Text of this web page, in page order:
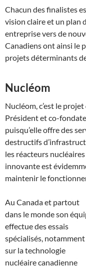
Chacun des finalistes
vision claire et un plan
entreprise vers de
Canadiens ont ainsi le
projets déterminants
Nucléom
Nucléom, c’est le
Président et co-
puisqu’elle offre des
destructifs
les réacteurs
innovante est
maintenir le
Au Canada et partout
dans le monde son
effectue des essais
spécialisés, notamment
sur la technologie
nucléaire canadienne